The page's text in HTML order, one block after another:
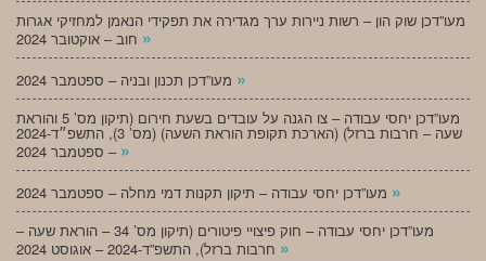
מעו”דכן שוק הון – רשות ניירות ערך מגדירה את תפקידי הנאמן למחזיקי אגרות
»
»
מעו”דכן יחסי עבודה – צו הגנה על עובדים בשעת חירום (תיקון מס’ 5 והוראת
שעה – חרבות ברזל) (הארכת תקופת הוראת השעה) (מס’ 3), התשפ״ד-2024
– ספטמבר 2024 »
»
מעו”דכן יחסי עבודה – חוק פיצויי פיטורים (תיקון מס’ 34 – הוראת שעה –
»